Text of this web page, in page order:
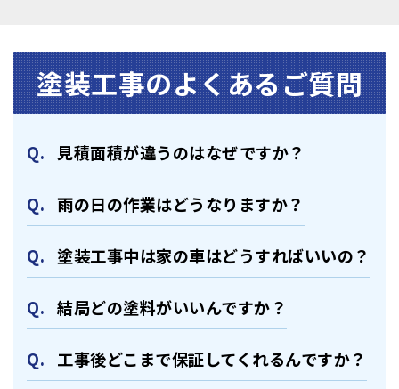
塗装⼯事のよくあるご質問
⾒積⾯積が違うのはなぜですか？
⾬の日の作業はどうなりますか？
塗装⼯事中は家の⾞はどうすればいいの？
結局どの塗料がいいんですか？
⼯事後どこまで保証してくれるんですか？